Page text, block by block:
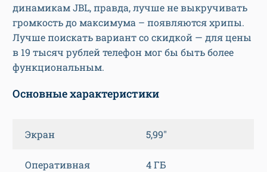
динамикам JBL, правда, лучше не выкручивать
громкость до максимума – появляются хрипы.
Лучше поискать вариант со скидкой — для цены
в 19 тысяч рублей телефон мог бы быть более
функциональным.
Основные характеристики
Экран 5,99″
Оперативная
4 ГБ